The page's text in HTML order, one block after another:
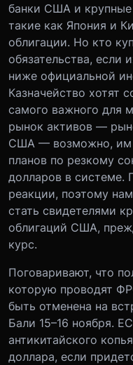
банки США и
такие как Япония и
облигации. Но кто
обязательства, если
ниже официальной
Казначейство хотят
самого важного для
рынок активов —
США — возможно, им
планов по резкому
долларов в системе.
реакции, поэтому
стать свидетелями
облигаций США,
курс.
Поговаривают, что
которую проводят
быть отменена на
Бали 15–16 ноября.
антикитайского
доллара, если